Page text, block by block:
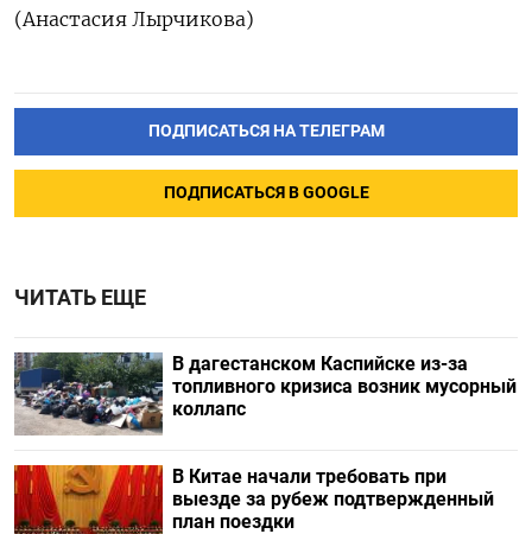
(Анастасия Лырчикова)
ПОДПИСАТЬСЯ НА ТЕЛЕГРАМ
ПОДПИСАТЬСЯ В GOOGLE
ЧИТАТЬ ЕЩЕ
В дагестанском Каспийске из-за
топливного кризиса возник мусорный
коллапс
В Китае начали требовать при
выезде за рубеж подтвержденный
план поездки